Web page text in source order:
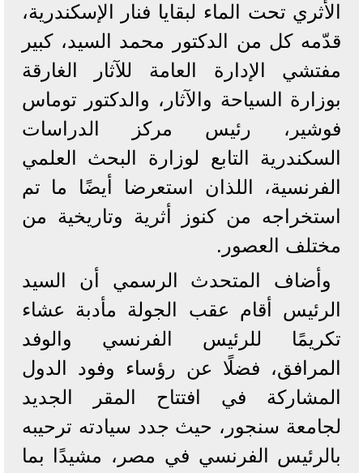
الأثري تحت الماء لبقايا فنار الإسكندرية،
قدّمه كل من الدكتور محمد السيد، كبير
مفتشي الإدارة العامة للآثار الغارقة
بوزارة السياحة والآثار، والدكتور توماس
فوشير، رئيس مركز الدراسات
السكندرية التابع لوزارة البحث العلمي
الفرنسية، اللذان استعرضا أيضًا ما تم
استخراجه من كنوز أثرية وتاريخية من
مختلف العصور.
وأضاف المتحدث الرسمي أن السيد
الرئيس أقام عقب الجولة مأدبة عشاء
تكريمًا للرئيس الفرنسي والوفد
المرافق، فضلًا عن رؤساء وفود الدول
المشاركة في افتتاح المقر الجديد
لجامعة سنجور، حيث جدد سيادته ترحيبه
بالرئيس الفرنسي في مصر، مشيدًا بما